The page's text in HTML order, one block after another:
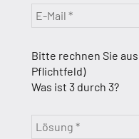
Bitte rechnen Sie
Pflichtfeld)
Was ist 3 durch 3?